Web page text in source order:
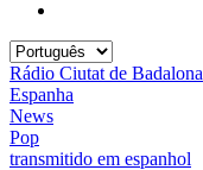
Rádio Ciutat de Badalona
Espanha
News
Pop
transmitido em espanhol